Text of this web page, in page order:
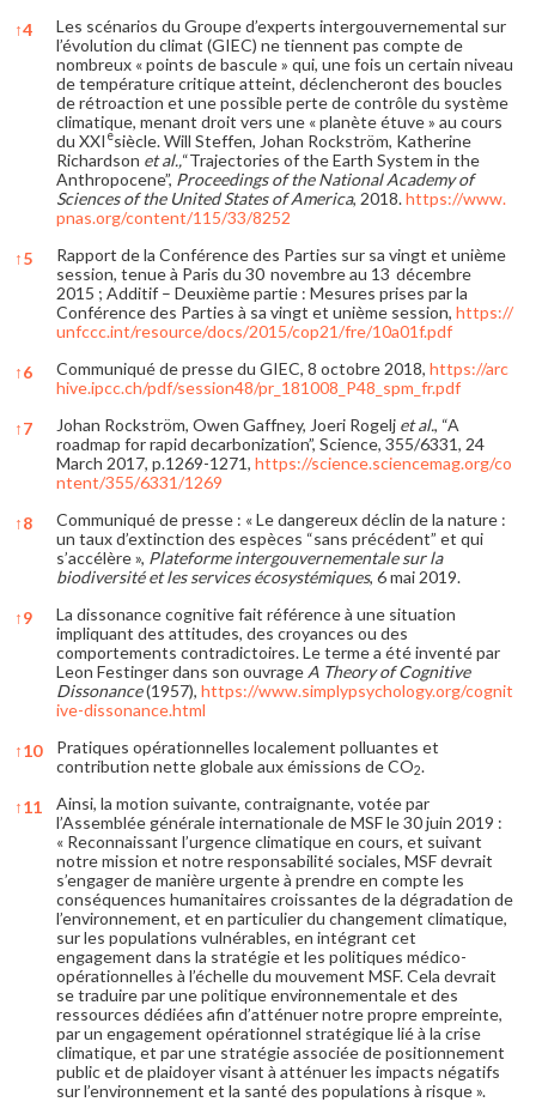
↑4
Les scénarios du Groupe d’experts intergouvernemental sur
l’évolution du climat (GIEC) ne tiennent pas compte de
nombreux « points de bascule » qui, une fois un certain niveau
de température critique atteint, déclencheront des boucles
de rétroaction et une possible perte de contrôle du système
climatique, menant droit vers une « planète étuve » au cours
du XXI esiècle. Will Steffen, Johan Rockström, Katherine
Richardson et al.,“Trajectories of the Earth System in the
Anthropocene”, Proceedings of the National Academy of
Sciences of the United States of America, 2018.https://www.
pnas.org/content/115/33/8252
↑5
Rapport de la Conférence des Parties sur sa vingt et unième
session, tenue à Paris du 30 novembre au 13 décembre
2015 ; Additif – Deuxième partie : Mesures prises par la
Conférence des Parties à sa vingt et unième session, https://
unfccc.int/resource/docs/2015/cop21/fre/10a01f.pdf
↑6 Communiqué de presse du GIEC, 8 octobre 2018, https://arc
hive.ipcc.ch/pdf/session48/pr_181008_P48_spm_fr.pdf
↑7 Johan Rockström, Owen Gaffney, Joeri Rogelj et al., “A
roadmap for rapid decarbonization”, Science, 355/6331, 24
March 2017, p.1269-1271, https://science.sciencemag.org/co
ntent/355/6331/1269
↑8
Communiqué de presse : « Le dangereux déclin de la nature :
un taux d’extinction des espèces “sans précédent” et qui
s’accélère », Plateforme intergouvernementale sur la
biodiversité et les services écosystémiques, 6 mai 2019.
↑9
La dissonance cognitive fait référence à une situation
impliquant des attitudes, des croyances ou des
comportements contradictoires. Le terme a été inventé par
Leon Festinger dans son ouvrage A Theory of Cognitive
Dissonance(1957), https://www.simplypsychology.org/cognit
ive-dissonance.html
↑10
Pratiques opérationnelles localement polluantes et
contribution nette globale aux émissions de CO2.
↑11
Ainsi, la motion suivante, contraignante, votée par
l’Assemblée générale internationale de MSF le 30 juin 2019 :
« Reconnaissant l’urgence climatique en cours, et suivant
notre mission et notre responsabilité sociales, MSF devrait
s’engager de manière urgente à prendre en compte les
conséquences humanitaires croissantes de la dégradation de
l’environnement, et en particulier du changement climatique,
sur les populations vulnérables, en intégrant cet
engagement dans la stratégie et les politiques médico-
opérationnelles à l’échelle du mouvement MSF. Cela devrait
se traduire par une politique environnementale et des
ressources dédiées afin d’atténuer notre propre empreinte,
par un engagement opérationnel stratégique lié à la crise
climatique, et par une stratégie associée de positionnement
public et de plaidoyer visant à atténuer les impacts négatifs
sur l’environnement et la santé des populations à risque ».